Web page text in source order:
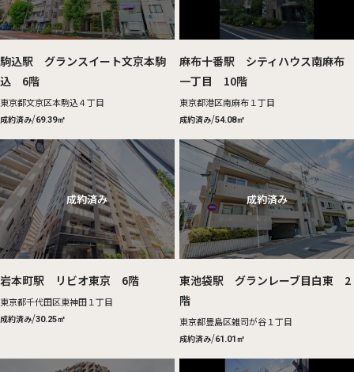
駒込駅 グランスイート文京本駒
込 6階
東京都文京区本駒込４丁目
成約済み/69.39㎡
麻布十番駅 シティハウス南麻布
一丁目 10階
東京都港区南麻布１丁目
成約済み/54.08㎡
岩本町駅 リビオ東京 6階
東京都千代田区東神田１丁目
成約済み/30.25㎡
東池袋駅 グランレーブ目白東 2
階
東京都豊島区雑司が谷１丁目
成約済み/61.01㎡